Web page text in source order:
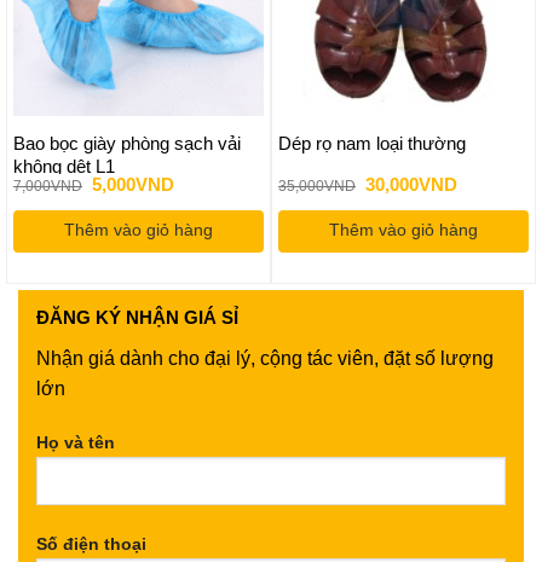
Bao bọc giày phòng sạch vải
không dệt L1
7,000VND Giá
gốc
là:
7,000VND.
5,000VNDGiá
tại
là:
5,000VND.
Thêm vào giỏ hàng
Dép rọ nam loại thường
35,000VND Giá
gốc
là:
35,000VND.
30,000VNDGiá
tại
là:
Thêm vào giỏ hàng
ĐĂNG KÝ NHẬN GIÁ SỈ
Nhận giá dành cho đại lý, cộng tác viên, đặt số lượng
lớn
Họ và tên
Số điện thoại